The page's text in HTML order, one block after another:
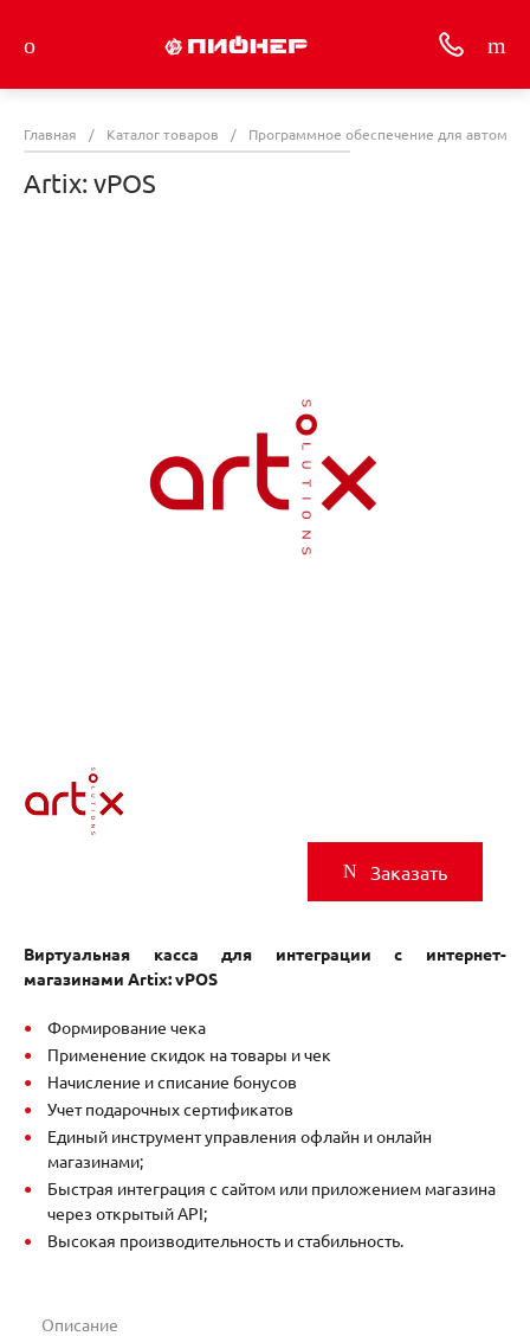
Главная / Каталог товаров / Программное обеспечение для
Artix: vPOS
Заказать
Виртуальная касса для интеграции с интернет-
магазинами Artix: vPOS
Формирование чека
Применение скидок на товары и чек
Начисление и списание бонусов
Учет подарочных сертификатов
Единый инструмент управления офлайн и онлайн
магазинами;
Быстрая интеграция с сайтом или приложением магазина
через открытый API;
Высокая производительность и стабильность.
Описание